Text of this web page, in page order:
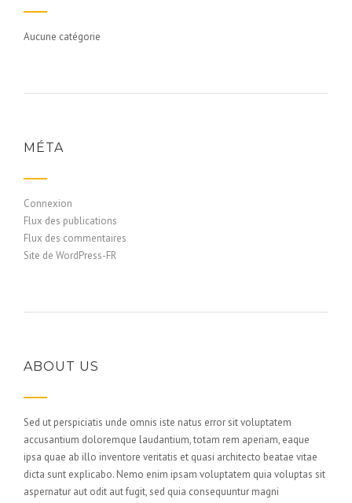
Aucune catégorie
MÉTA
Connexion
Flux des publications
Flux des commentaires
Site de WordPress-FR
ABOUT US
Sed ut perspiciatis unde omnis iste natus error sit voluptatem
accusantium doloremque laudantium, totam rem aperiam, eaque
ipsa quae ab illo inventore veritatis et quasi architecto beatae vitae
dicta sunt explicabo. Nemo enim ipsam voluptatem quia voluptas sit
aspernatur aut odit aut fugit, sed quia consequuntur magni